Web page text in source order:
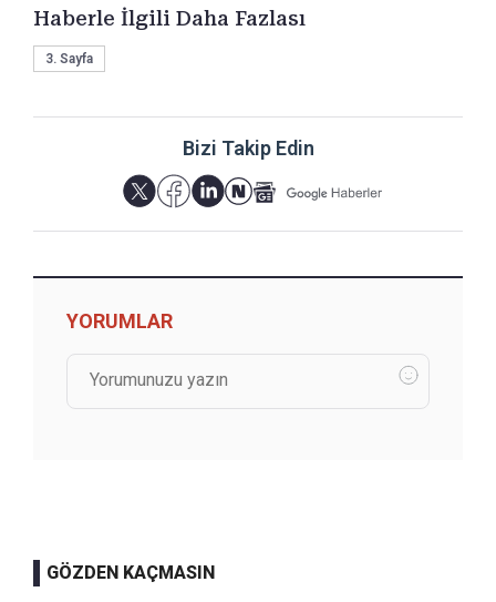
Haberle İlgili Daha Fazlası
3. Sayfa
Bizi Takip Edin
YORUMLAR
GÖZDEN KAÇMASIN